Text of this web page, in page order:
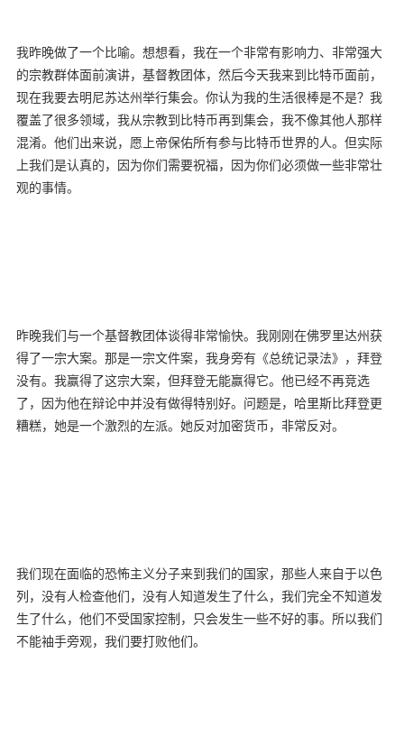
我昨晚做了一个比喻。想想看，我在一个非常有影响力、非常强大
的宗教群体面前演讲，基督教团体，然后今天我来到比特币面前，
现在我要去明尼苏达州举行集会。你认为我的生活很棒是不是？我
覆盖了很多领域，我从宗教到比特币再到集会，我不像其他人那样
混淆。他们出来说，愿上帝保佑所有参与比特币世界的人。但实际
上我们是认真的，因为你们需要祝福，因为你们必须做一些非常壮
观的事情。
昨晚我们与一个基督教团体谈得非常愉快。我刚刚在佛罗里达州获
得了一宗大案。那是一宗文件案，我身旁有《总统记录法》，拜登
没有。我赢得了这宗大案，但拜登无能赢得它。他已经不再竞选
了，因为他在辩论中并没有做得特别好。问题是，哈里斯比拜登更
糟糕，她是一个激烈的左派。她反对加密货币，非常反对。
我们现在面临的恐怖主义分子来到我们的国家，那些人来自于以色
列，没有人检查他们，没有人知道发生了什么，我们完全不知道发
生了什么，他们不受国家控制，只会发生一些不好的事。所以我们
不能袖手旁观，我们要打败他们。